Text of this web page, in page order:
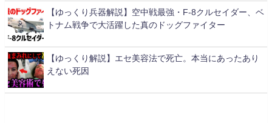
【ゆっくり兵器解説】空中戦最強・F-8クルセイダー、ベ
トナム戦争で大活躍した真のドッグファイター
【ゆっくり解説】エセ美容法で死亡。本当にあったあり
えない死因